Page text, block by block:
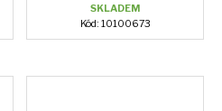
SKLADEM
Kód: 10100673